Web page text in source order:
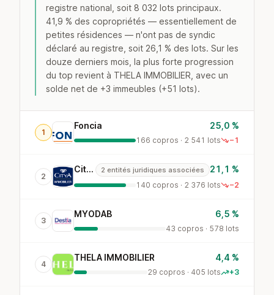
registre national, soit 8 032 lots principaux.
41,9 % des copropriétés — essentiellement de
petites résidences — n'ont pas de syndic
déclaré au registre, soit 26,1 % des lots. Sur les
douze derniers mois, la plus forte progression
du top revient à THELA IMMOBILIER, avec un
solde net de +3 immeubles (+51 lots).
1
Foncia 25,0 %
166 copros · 2 541 lots −1
2
Citya 2 entités juridiques associées 21,1 %
140 copros · 2 376 lots −2
3
MYODAB 6,5 %
43 copros · 578 lots
4
THELA IMMOBILIER 4,4 %
29 copros · 405 lots +3